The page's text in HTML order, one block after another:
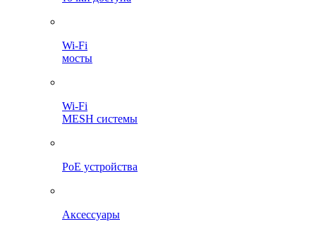
Wi-Fi
мосты
Wi-Fi
MESH системы
PoE устройства
Аксессуары